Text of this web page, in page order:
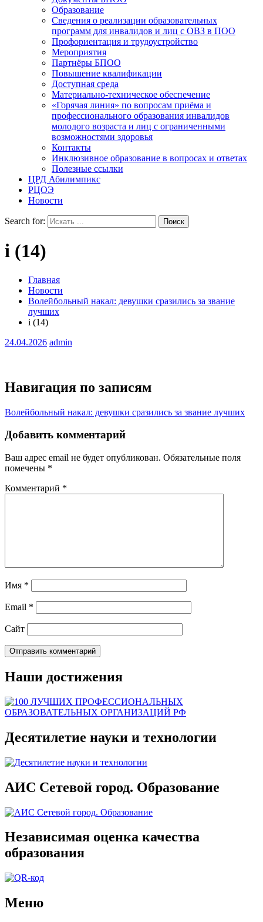
Образование
Сведения о реализации образовательных
программ для инвалидов и лиц с ОВЗ в ПОО
Профориентация и трудоустройство
Мероприятия
Партнёры БПОО
Повышение квалификации
Доступная среда
Материально-техническое обеспечение
«Горячая линия» по вопросам приёма и
профессионального образования инвалидов
молодого возраста и лиц с ограниченными
возможностями здоровья
Контакты
Инклюзивное образование в вопросах и ответах
Полезные ссылки
ЦРД Абилимпикс
РЦОЭ
Новости
Search for:
i (14)
Главная
Новости
Волейбольный накал: девушки сразились за звание
лучших
i (14)
24.04.2026 admin
Навигация по записям
Волейбольный накал: девушки сразились за звание лучших
Добавить комментарий
Ваш адрес email не будет опубликован. Обязательные поля
помечены *
Комментарий *
Имя *
Email *
Сайт
Наши достижения
Десятилетие науки и технологии
АИС Сетевой город. Образование
Независимая оценка качества
образования
Меню